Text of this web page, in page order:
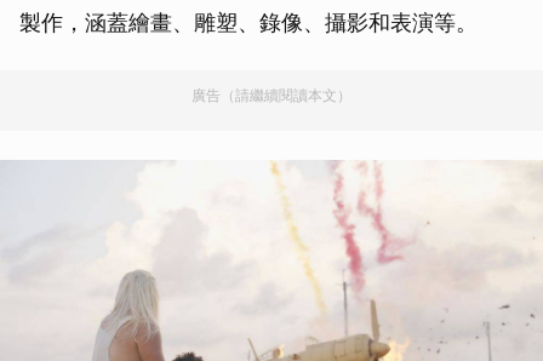
製作，涵蓋繪畫、雕塑、錄像、攝影和表演等。
廣告（請繼續閱讀本文）